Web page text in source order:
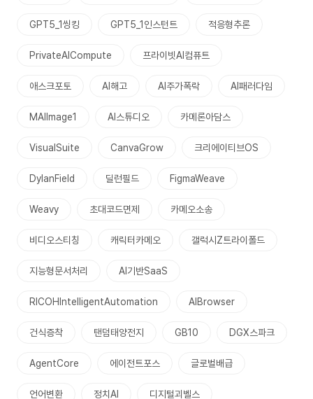
GPT5_1씽킹 GPT5_1인스턴트 적응형추론
PrivateAICompute 프라이빗AI컴퓨트
애스크포토 AI해고 AI주가폭락 AI패러다임
MAIImage1 AI스튜디오 카메론아담스
VisualSuite CanvaGrow 크리에이티브OS
DylanField 딜런필드 FigmaWeave
Weavy 초대코드면제 카메오소송
비디오스티칭 캐릭터카메오 갤럭시Z트라이폴드
지능형문서처리 AI기반SaaS
RICOHIntelligentAutomation AIBrowser
건식증착 탠덤태양전지 GB10 DGX스파크
AgentCore 에이전트포스 글로벌배급
언어변환 정치AI 디지털괴벨스